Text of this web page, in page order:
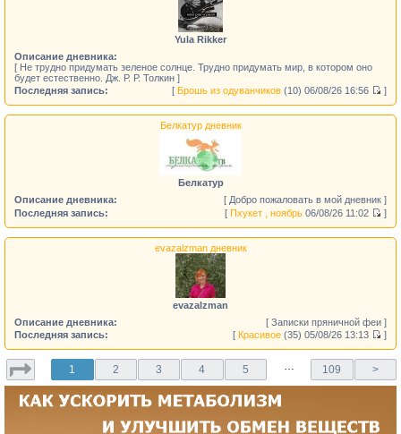
Yula Rikker
Описание дневника:
[ Не трудно придумать зеленое солнце. Трудно придумать мир, в котором оно
будет естественно. Дж. Р. Р. Толкин ]
Последняя запись:
[ Брошь из одуванчиков (10) 06/08/26 16:56 ]
Белкатур дневник
Белкатур
Описание дневника:
[ Добро пожаловать в мой дневник ]
Последняя запись:
[ Пхукет , ноябрь 06/08/26 11:02 ]
evazalzman дневник
evazalzman
Описание дневника:
[ Записки пряничной феи ]
Последняя запись:
[ Красивое (35) 05/08/26 13:13 ]
1 2 3 4 5 … 109 >